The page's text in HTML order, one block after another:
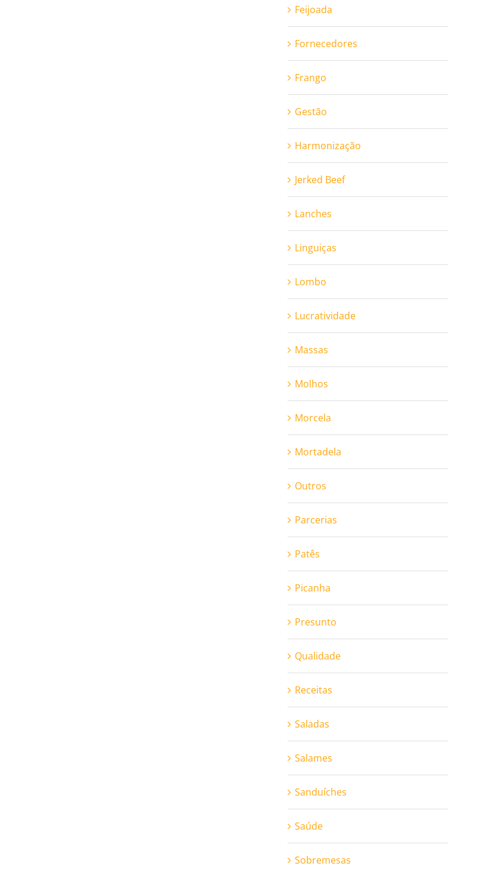
Feijoada
Fornecedores
Frango
Gestão
Harmonização
Jerked Beef
Lanches
Linguiças
Lombo
Lucratividade
Massas
Molhos
Morcela
Mortadela
Outros
Parcerias
Patês
Picanha
Presunto
Qualidade
Receitas
Saladas
Salames
Sanduíches
Saúde
Sobremesas